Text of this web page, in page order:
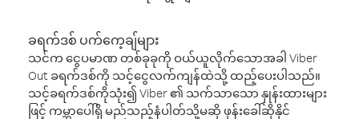
ခရက်ဒစ် ပက်ကေ့ချ်များ
သင်က ငွေပမာဏ တစ်ခုခုကို ဝယ်ယူလိုက်သောအခါ Viber
Out ခရက်ဒစ်ကို သင့်ငွေလက်ကျန်ထဲသို့ ထည့်ပေးပါသည်။
သင့်ခရက်ဒစ်ကိုသုံး၍ Viber ၏ သက်သာသော နှုန်းထားများ
ဖြင့် ကမ္ဘာပေါ်ရှိ မည်သည့်နံပါတ်သို့မဆို ဖုန်းခေါ်ဆိုနိုင်